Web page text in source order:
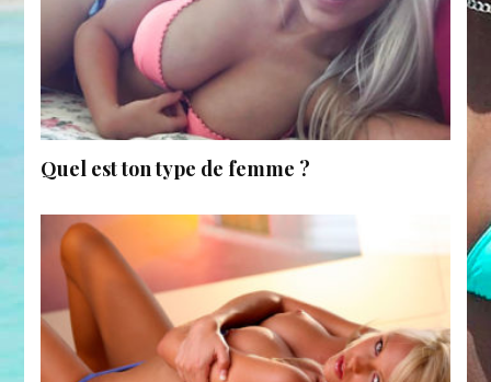
Quel est ton type de femme ?